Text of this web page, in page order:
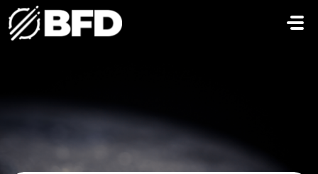
Zum hauptsächlichen Inhalt gehen